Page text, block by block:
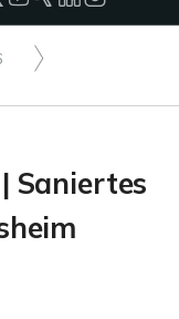
Saniertes